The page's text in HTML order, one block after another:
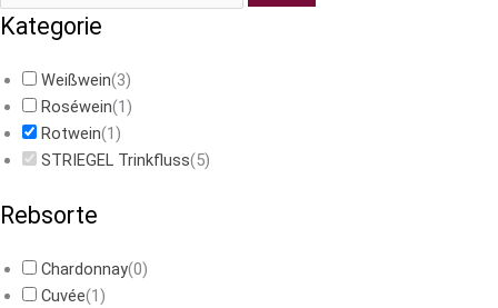
Kategorie
Weißwein(3)
Roséwein(1)
Rotwein(1)
STRIEGEL Trinkfluss(5)
Rebsorte
Chardonnay(0)
Cuvée(1)